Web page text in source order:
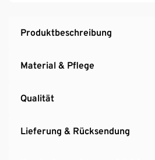
Produktbeschreibung
Material & Pflege
Qualität
Lieferung & Rücksendung